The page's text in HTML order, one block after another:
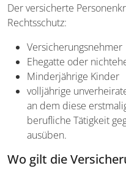
Der versicherte
Rechtsschutz:
Versicherungsnehmer
Ehegatte oder
Minderjährige Kinder
volljährige
an dem diese
berufliche Tätigkeit
ausüben.
Wo gilt die